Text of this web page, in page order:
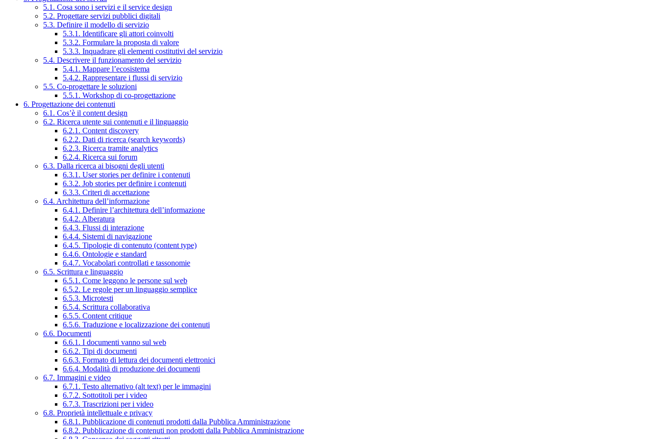
5.1. Cosa sono i servizi e il service design
5.2. Progettare servizi pubblici digitali
5.3. Definire il modello di servizio
5.3.1. Identificare gli attori coinvolti
5.3.2. Formulare la proposta di valore
5.3.3. Inquadrare gli elementi costitutivi del servizio
5.4. Descrivere il funzionamento del servizio
5.4.1. Mappare l’ecosistema
5.4.2. Rappresentare i flussi di servizio
5.5. Co-progettare le soluzioni
5.5.1. Workshop di co-progettazione
6. Progettazione dei contenuti
6.1. Cos’è il content design
6.2. Ricerca utente sui contenuti e il linguaggio
6.2.1. Content discovery
6.2.2. Dati di ricerca (search keywords)
6.2.3. Ricerca tramite analytics
6.2.4. Ricerca sui forum
6.3. Dalla ricerca ai bisogni degli utenti
6.3.1. User stories per definire i contenuti
6.3.2. Job stories per definire i contenuti
6.3.3. Criteri di accettazione
6.4. Architettura dell’informazione
6.4.1. Definire l’architettura dell’informazione
6.4.2. Alberatura
6.4.3. Flussi di interazione
6.4.4. Sistemi di navigazione
6.4.5. Tipologie di contenuto (content type)
6.4.6. Ontologie e standard
6.4.7. Vocabolari controllati e tassonomie
6.5. Scrittura e linguaggio
6.5.1. Come leggono le persone sul web
6.5.2. Le regole per un linguaggio semplice
6.5.3. Microtesti
6.5.4. Scrittura collaborativa
6.5.5. Content critique
6.5.6. Traduzione e localizzazione dei contenuti
6.6. Documenti
6.6.1. I documenti vanno sul web
6.6.2. Tipi di documenti
6.6.3. Formato di lettura dei documenti elettronici
6.6.4. Modalità di produzione dei documenti
6.7. Immagini e video
6.7.1. Testo alternativo (alt text) per le immagini
6.7.2. Sottotitoli per i video
6.7.3. Trascrizioni per i video
6.8. Proprietà intellettuale e privacy
6.8.1. Pubblicazione di contenuti prodotti dalla Pubblica Amministrazione
6.8.2. Pubblicazione di contenuti non prodotti dalla Pubblica Amministrazione